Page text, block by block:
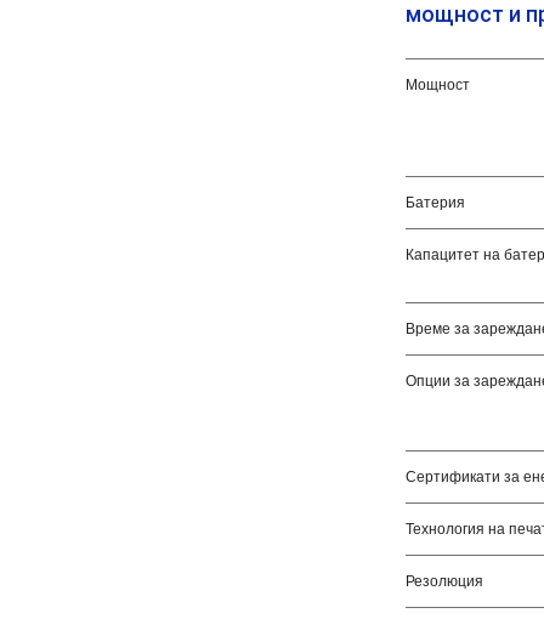
мощност и
Мощност
Батерия
Капацитет на
Време за
Опции за
Сертификати за
Технология на
Резолюция